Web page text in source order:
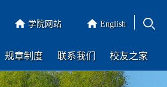
学院网站 English
规章制度 联系我们 校友之家